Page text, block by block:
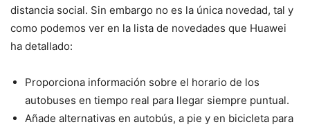
distancia social. Sin embargo no es la única novedad, tal y
como podemos ver en la lista de novedades que Huawei
ha detallado:
Proporciona información sobre el horario de los
autobuses en tiempo real para llegar siempre puntual.
Añade alternativas en autobús, a pie y en bicicleta para